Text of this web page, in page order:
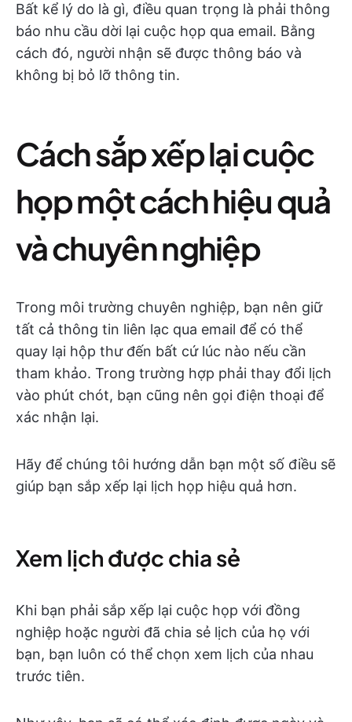
Bất kể lý do là gì, điều quan trọng là phải thông
báo nhu cầu dời lại cuộc họp qua email. Bằng
cách đó, người nhận sẽ được thông báo và
không bị bỏ lỡ thông tin.
Cách sắp xếp lại cuộc
họp một cách hiệu quả
và chuyên nghiệp
Trong môi trường chuyên nghiệp, bạn nên giữ
tất cả thông tin liên lạc qua email để có thể
quay lại hộp thư đến bất cứ lúc nào nếu cần
tham khảo. Trong trường hợp phải thay đổi lịch
vào phút chót, bạn cũng nên gọi điện thoại để
xác nhận lại.
Hãy để chúng tôi hướng dẫn bạn một số điều sẽ
giúp bạn sắp xếp lại lịch họp hiệu quả hơn.
Xem lịch được chia sẻ
Khi bạn phải sắp xếp lại cuộc họp với đồng
nghiệp hoặc người đã chia sẻ lịch của họ với
bạn, bạn luôn có thể chọn xem lịch của nhau
trước tiên.